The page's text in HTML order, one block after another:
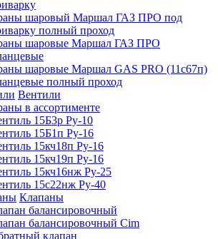
шаровый Маршал ГАЗ ПРО под
полный проход
шаровые Маршал ГАЗ ПРО
шаровые Маршал GAS PRO (11с67п)
полный проход
Вентили
в ассортименте
15Б3р Ру-10
15Б1п Ру-16
15кч18п Ру-16
15кч19п Ру-16
15кч16нж Ру-25
15с22нж Ру-40
Клапаны
балансировочный
балансировочный Cim
клапан